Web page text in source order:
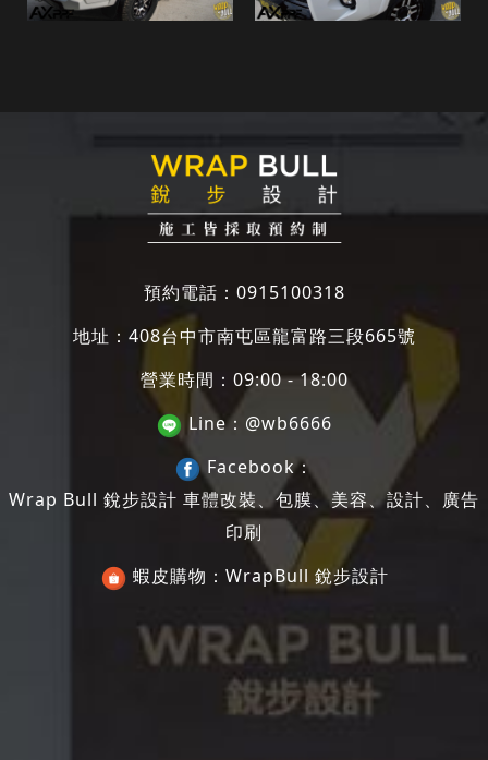
預約電話： 0915100318
地址： 408台中市南屯區龍富路三段665號
營業時間：09:00 - 18:00
Line： @wb6666
Facebook：
Wrap Bull 銳步設計 車體改裝、包膜、美容、設計、廣告
印刷
蝦皮購物： WrapBull 銳步設計